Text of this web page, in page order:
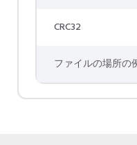
CRC32
ファイルの場所の